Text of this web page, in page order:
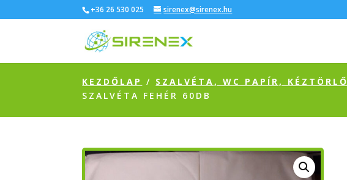
+36 26 530 025 sirenex@sirenex.hu
KEZDŐLAP / SZALVÉTA, WC PAPÍR, KÉZTÖRLŐ
SZALVÉTA FEHÉR 60DB